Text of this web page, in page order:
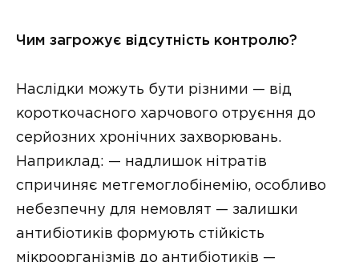
Чим загрожує відсутність контролю?
Наслідки можуть бути різними — від
короткочасного харчового отруєння до
серйозних хронічних захворювань.
Наприклад: — надлишок нітратів
спричиняє метгемоглобінемію, особливо
небезпечну для немовлят — залишки
антибіотиків формують стійкість
мікроорганізмів до антибіотиків —